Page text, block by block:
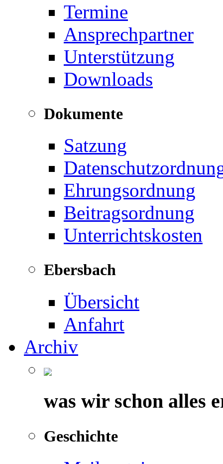
Termine
Ansprechpartner
Unterstützung
Downloads
Dokumente
Satzung
Ehrungsordnung
Beitragsordnung
Unterrichtskosten
Ebersbach
Übersicht
Anfahrt
Archiv
was wir schon alles
Geschichte